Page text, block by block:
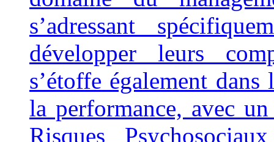
s’adressant
développer leurs
s’étoffe également
la performance, avec
Risques